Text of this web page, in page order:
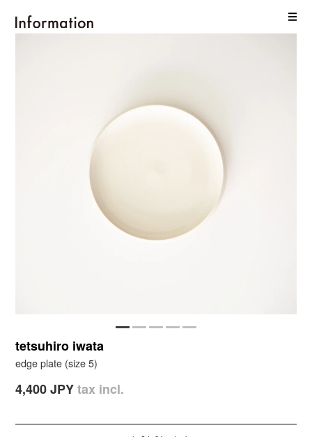
tetsuhiro iwata
edge plate (size 5)
4,400 JPYtax incl.